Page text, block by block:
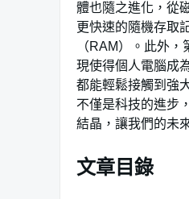
體也隨之進化，從
更快速的隨機存取
（RAM）。此外
現使得個人電腦成
都能輕鬆接觸到強
不僅是科技的進步
結晶，讓我們的未
文章目錄